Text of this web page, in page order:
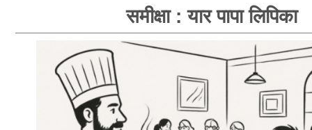
समीक्षा : यार पापा लिपिका